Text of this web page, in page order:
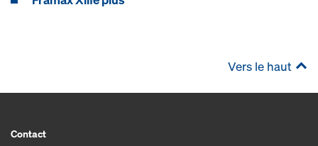
Vers le haut
Contact